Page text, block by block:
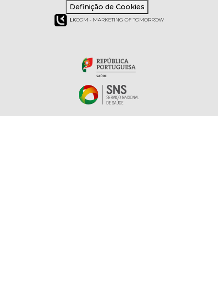
Definição de Cookies
LKCOM - MARKETING OF TOMORROW